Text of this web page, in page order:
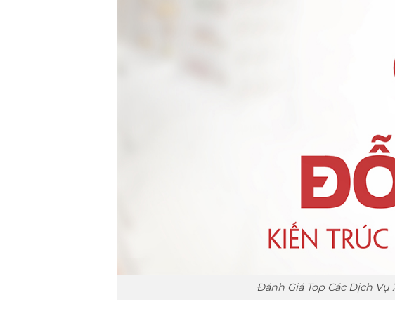
Đánh Giá Top Các Dịch